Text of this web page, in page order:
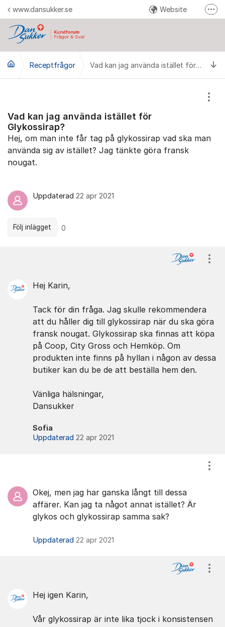
Hoppa till innehåll
www.dansukker.se Website
YouTube
Receptfrågor Vad kan jag använda istället för Glykossirap?
Vad kan jag använda istället för
Glykossirap?
Hej, om man inte får tag på glykossirap vad ska man
använda sig av istället? Jag tänkte göra fransk
nougat.
Uppdaterad 22 apr 2021
Följ inlägget 0
Hej Karin,
Tack för din fråga. Jag skulle rekommendera
att du håller dig till glykossirap när du ska göra
fransk nougat. Glykossirap ska finnas att köpa
på Coop, City Gross och Hemköp. Om
produkten inte finns på hyllan i någon av dessa
butiker kan du be de att beställa hem den.
Vänliga hälsningar,
Dansukker
Sofia
Uppdaterad 22 apr 2021
Okej, men jag har ganska långt till dessa
affärer. Kan jag ta något annat istället? Är
glykos och glykossirap samma sak?
Uppdaterad 22 apr 2021
Hej igen Karin,
Vår glykossirap är inte lika tjock i konsistensen